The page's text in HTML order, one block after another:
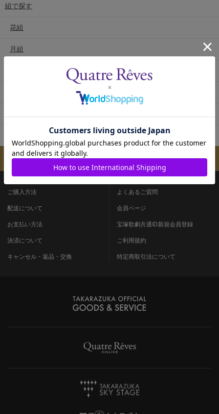
組で探す
花組
月組
メールマガジンのご案内
ご購入方法
配送について
お支払い方法
決済について
キャンセル・返品・交換
よくあるご質問
会員ページ
宝塚歌劇共通ID新規会員登録
ご利用規約
特定商取引法について